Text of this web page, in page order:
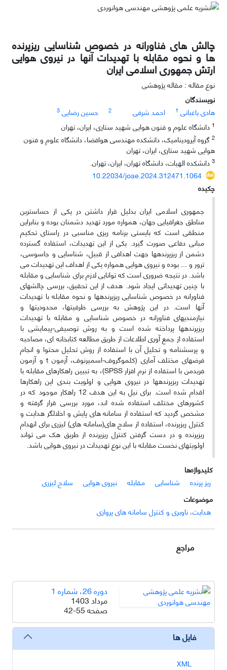
چالش های فناورانه در خصوص شناسایی ریزپرنده
ها و نحوه مقابله با تهدیدات آنها در نیروی هوایی
ارتش جمهوری اسلامی ایران
نوع مقاله : مقاله پژوهشی
نویسندگان
هادی باغبانی 1 احمد شرفی 2 حسین رضایی 3
1 دانشگاه علوم و فنون هوایی شهید ستاری، ایران، تهران
2 گروه آیرودینامیک، دانشکده مهندسی هوافضا، دانشگاه علوم و فنون
هوایی شهید ستاری، ایران، تهران
3 دانشکده الهیات، دانشگاه تهران، ایران، تهران.
10.22034/joae.2024.312471.1064
چکیده
جمهوری اسلامی ایران بدلیل قرار داشتن در یکی از حساسترین
مناطق جغرافیایی جهان، همواره مورد تهدید دشمنان بوده و بنابراین
منطقی است که بایستی برنامه ریزی مناسبی در راستای تحکیم
مبانی دفاعی صورت گیرد. یکی از این تهدیدات، استفاده گسترده
دشمن از ریزپرندهها جهت اهدافی از قبیل، شناسایی و جاسوسی،
ترور و ... بوده و نیروی هوایی همواره یکی از اهداف این تهدیدات می
باشد. در نتیجه ضروری است که توانایی لازم برای شناسایی و مقابله
با چنین تهدیداتی ایجاد شود. هدف از این تحقیق، بررسی چالشهای
فناورانه در خصوص شناسایی ریزپرندهها و نحوه مقابله با تهدیدات
آنها است. در این پژوهش به بررسی ظرفیتها، محدودیتها و
نیازمندیهای فناورانه در خصوص شناسایی و مقابله با تهدیدات
ریزپرندهها پرداخته شده است و به روش توصیفی-پیمایشی با
استفاده از جمع آوری اطلاعات از طریق مطالعه کتابخانه ای، مصاحبه
و پرسشنامه و تحلیل آن با استفاده از روش تحلیل محتوا و انجام
فرضهای مختلف آماری (کلموگروف-اسمیرنوف، آزمون t و آزمون
فریدمن با استفاده از نرم افزار SPSS)، به تبیین راهکارهای مقابله با
تهدیدات ریزپرندهها در نیروی هوایی و اولویت بندی این راهکارها
اقدام شده است. برای نیل به این هدف 12 راهکار موجود که در
کشورهای مختلف استفاده شده اند، مورد بررسی قرار گرفته و
مشخص گردید که استفاده از سامانه های پایش و اخلالگر هدایت و
کنترل ریزپرنده، استفاده از سلاح های(سامانه های) لیزری برای انهدام
ریزپرنده و در دست گرفتن کنترل ریزپرنده از طریق هک می تواند
اولویتهای نخست مقابله با این نوع تهدیدات در نیروی هوایی باشد.
کلیدواژه‌ها
ریز پرنده
شناسایی مقابله نیروی هوایی
سلاح لیزری
موضوعات
هدایت، ناوبری و کنترل سامانه های پروازی
مراجع
دوره 26، شماره 1
مرداد 1403
صفحه42-55
فایل ها
XML